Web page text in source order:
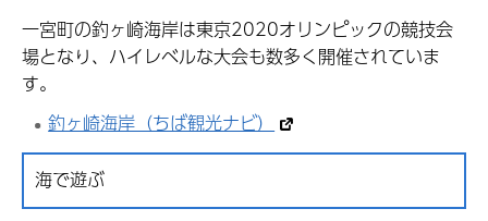
一宮町の釣ヶ崎海岸は東京2020オリンピックの競技会
場となり、ハイレベルな大会も数多く開催されていま
す。
釣ヶ崎海岸（ちば観光ナビ）
海で遊ぶ